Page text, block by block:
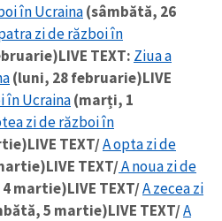
în Ucraina(sâmbătă, 26
zi de război în
LIVE TEXT: Ziua a
(luni, 28 februarie)LIVE
în Ucraina(marți, 1
zi de război în
LIVE TEXT/A opta zi de
LIVE TEXT/A noua zi de
martie)LIVE TEXT/A zecea zi
5 martie)LIVE TEXT/A